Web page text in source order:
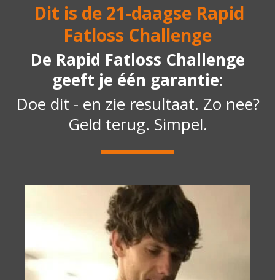
Dit is de 21-daagse Rapid
Fatloss Challenge
De Rapid Fatloss Challenge
geeft je één garantie:
Doe dit - en zie resultaat. Zo nee?
Geld terug. Simpel.